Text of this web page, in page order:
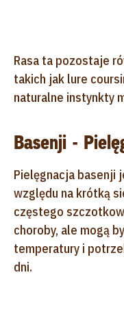
Rasa ta pozostaje
takich jak lure
naturalne instynkty
Basenji -
Pielęgnacja basenji
względu na krótką
częstego
choroby, ale mogą
temperatury i
dni.